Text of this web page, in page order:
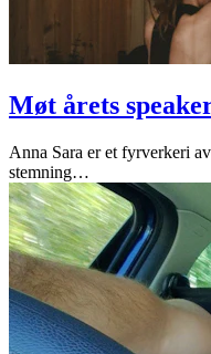
Møt årets
Anna Sara er et fyrverkeri
stemning…